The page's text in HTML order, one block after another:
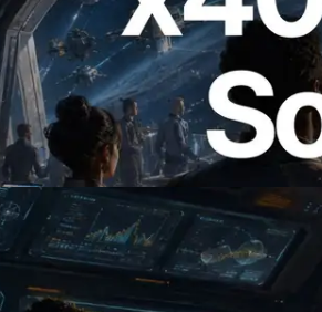
x402 支付的 Solana RPC
為 API 付款的時代開啟